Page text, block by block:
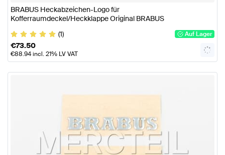
BRABUS Heckabzeichen-Logo für
Kofferraumdeckel/Heckklappe Original BRABUS
(1)
Auf Lager
€73.50
€88.94incl. 21% LV VAT